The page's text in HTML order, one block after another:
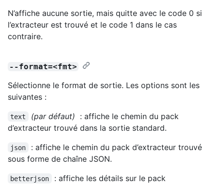
N’affiche aucune sortie, mais quitte avec le code 0 si
l’extracteur est trouvé et le code 1 dans le cas
contraire.
--format=<fmt>
Sélectionne le format de sortie. Les options sont les
suivantes :
text (par défaut) : affiche le chemin du pack
d’extracteur trouvé dans la sortie standard.
json
: affiche le chemin du pack d’extracteur trouvé
sous forme de chaîne JSON.
betterjson
: affiche les détails sur le pack